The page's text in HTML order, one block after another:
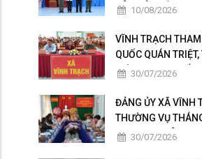
DÂN BẢO VỆ AN
10/08/2026
VĨNH TRẠCH
QUỐC QUÁN
HIỆN NGHỊ QUYẾT
KHÓA XIV
30/07/2026
ĐẢNG ỦY XÃ VĨNH
THƯỜNG VỤ
VỤ TRỌNG TÂM
30/07/2026